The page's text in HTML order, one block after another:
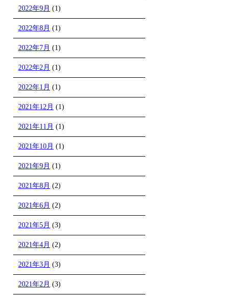
2022年9月 (1)
2022年8月 (1)
2022年7月 (1)
2022年2月 (1)
2022年1月 (1)
2021年12月 (1)
2021年11月 (1)
2021年10月 (1)
2021年9月 (1)
2021年8月 (2)
2021年6月 (2)
2021年5月 (3)
2021年4月 (2)
2021年3月 (3)
2021年2月 (3)